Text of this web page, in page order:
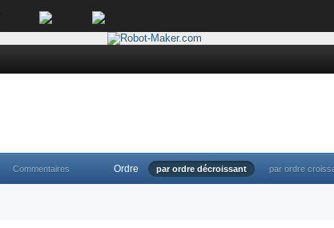
Commentaires Ordre par ordre décroissant par ordre